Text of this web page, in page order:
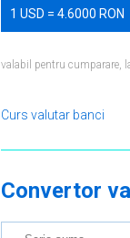
1 USD = 4.6000 RON
valabil pentru cumparare,
Curs valutar banci
Convertor